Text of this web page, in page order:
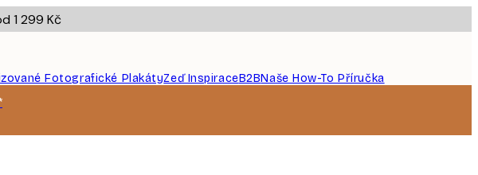
1 299 Kč
Fotografické PlakátyZeď InspiraceB2BNaše How-To Příručka